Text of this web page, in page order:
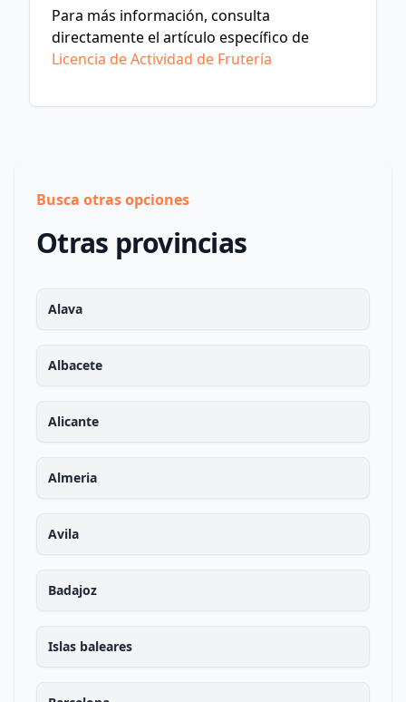
Para más información, consulta
directamente el artículo específico de
Licencia de Actividad de Frutería
Busca otras opciones
Otras provincias
Alava
Albacete
Alicante
Almeria
Avila
Badajoz
Islas baleares